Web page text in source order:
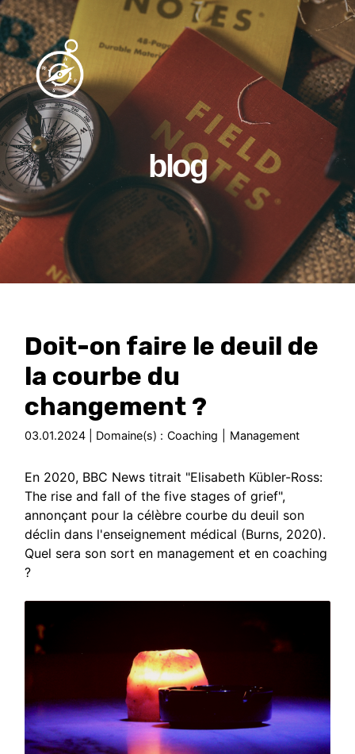
blog
Doit-on faire le deuil de
la courbe du
changement ?
03.01.2024 | Domaine(s) : Coaching Management
En 2020, BBC News titrait "Elisabeth Kübler-Ross:
The rise and fall of the five stages of grief",
annonçant pour la célèbre courbe du deuil son
déclin dans l'enseignement médical (Burns, 2020).
Quel sera son sort en management et en coaching
?